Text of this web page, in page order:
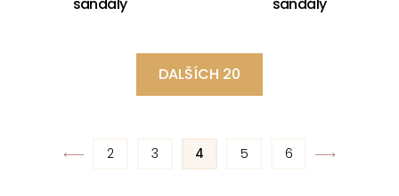
2 3 4 5 6
DALŠÍCH 20